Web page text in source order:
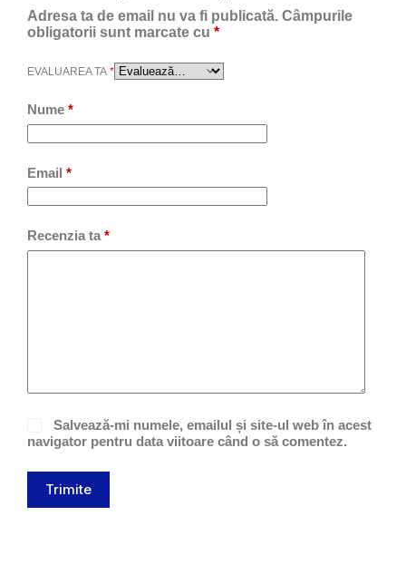
Adresa ta de email nu va fi publicată. Câmpurile
obligatorii sunt marcate cu *
EVALUAREA TA *
Nume *
Email *
Recenzia ta *
Salvează-mi numele, emailul și site-ul web în acest
navigator pentru data viitoare când o să comentez.
Trimite